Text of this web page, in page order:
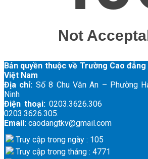
Bản quyền thuộc về Trường Cao
Việt Nam
Địa chỉ: Số 8 Chu Văn An – Phường
Ninh
Điện thoại:
0203.3626.305.
Email: caodangtkv@gmail.com
Truy cập trong ngày : 105
Truy cập trong tháng : 4771